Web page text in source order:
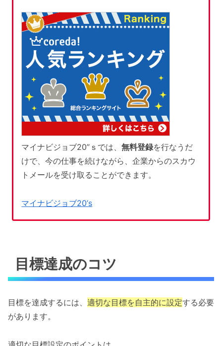
マイナビジョブ20”ｓでは、無料登録を行なうだ
けで、今の仕事を続けながら、企業からのスカウ
トメールを受け取ることができます。
マイナビジョブ20’s
目標達成のコツ
目標を達成するには、 適切な目標を自主的に設定する必要
があります。